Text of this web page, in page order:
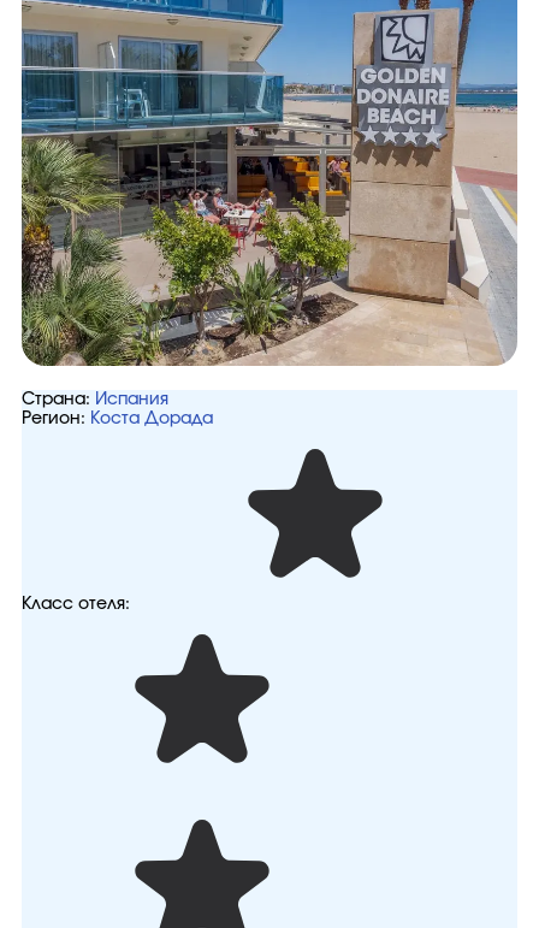
Страна: Испания
Регион: Коста Дорада
Класс отеля: